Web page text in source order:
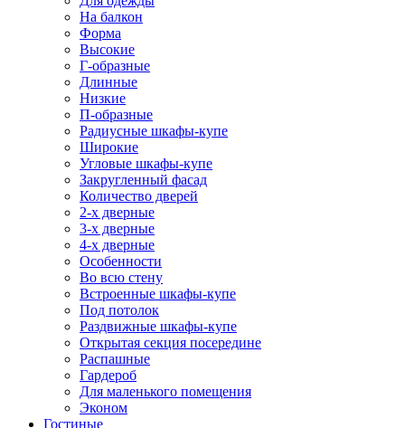
На балкон
Форма
Высокие
Г-образные
Длинные
Низкие
П-образные
Радиусные шкафы-купе
Широкие
Угловые шкафы-купе
Закругленный фасад
Количество дверей
2-х дверные
3-х дверные
4-х дверные
Особенности
Во всю стену
Встроенные шкафы-купе
Под потолок
Раздвижные шкафы-купе
Открытая секция посередине
Распашные
Гардероб
Для маленького помещения
Эконом
Гостиные